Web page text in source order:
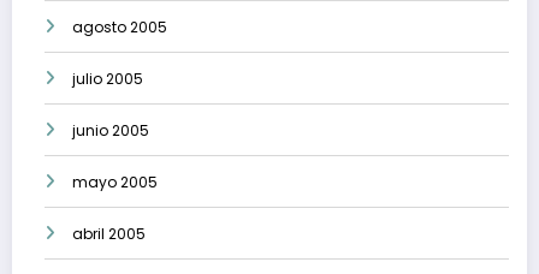
agosto 2005
julio 2005
junio 2005
mayo 2005
abril 2005